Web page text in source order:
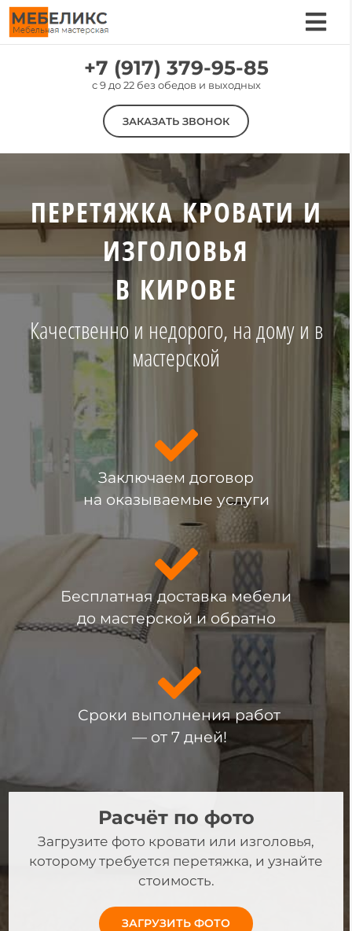
Skip
to
content
Услуги
Цены
Материалы
Наши работы
О компании
Контакты
+7 (917) 379-95-85
c 9 до 22 без обедов и выходных
ЗАКАЗАТЬ ЗВОНОК
ПЕРЕТЯЖКА КРОВАТИ И
ИЗГОЛОВЬЯ
В КИРОВЕ
Качественно и недорого, на дому и в
мастерской
Расчёт по фото
Загрузите фото кровати или изголовья,
которому требуется перетяжка, и узнайте
стоимость.
ЗАГРУЗИТЬ ФОТО
Заключаем договор
на оказываемые услуги
Бесплатная доставка мебели
до мастерской и обратно
Сроки выполнения работ
— от 7 дней!